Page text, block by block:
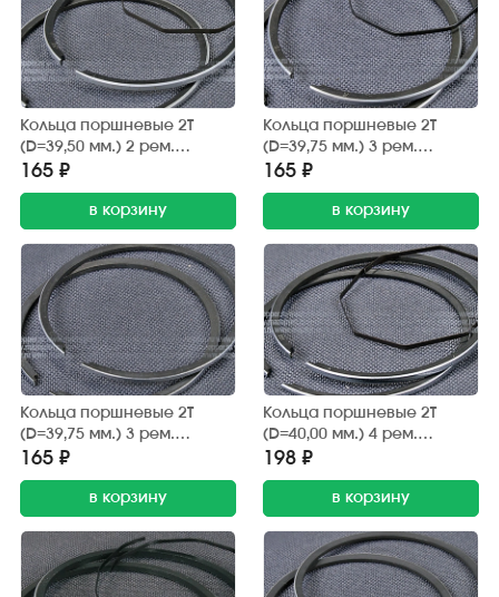
Кольца поршневые 2Т
(D=39,50 мм.) 2 рем.
"Honda" (дв. AF-18E/24E)
165 ₽
в корзину
Кольца поршневые 2Т
(D=39,75 мм.) 3 рем.
"Honda" (дв. AF-18E/24E) RIK
165 ₽
в корзину
Кольца поршневые 2Т
(D=39,75 мм.) 3 рем.
"Honda" (дв. AF-18E/24E) TKR
165 ₽
в корзину
Кольца поршневые 2Т
(D=40,00 мм.) 4 рем.
"Honda" (дв. AF-18E/24E)
198 ₽
в корзину